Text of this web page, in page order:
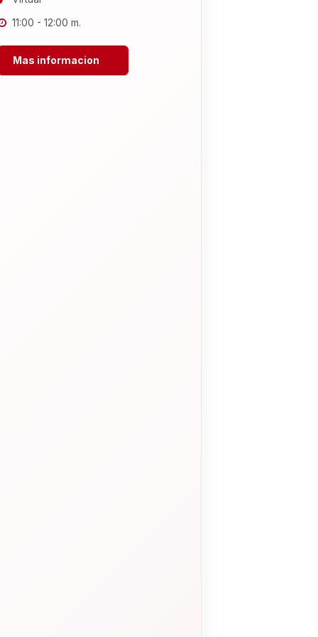
11:00 - 12:00 m.
Mas informacion